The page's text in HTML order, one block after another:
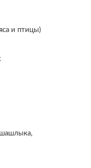
и птицы)